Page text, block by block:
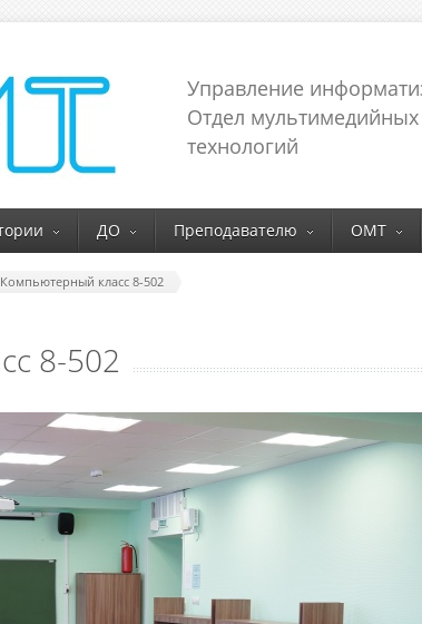
Управление
Отдел мультимедийных
технологий
ДО Преподавателю ОМТ
Компьютерный класс 8-502
8-502